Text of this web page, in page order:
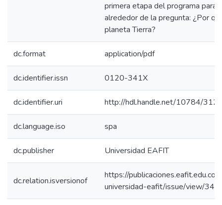
primera etapa del programa para
alrededor de la pregunta: ¿Por
planeta Tierra?
dc.format application/pdf
dc.identifier.issn 0120-341X
dc.identifier.uri http://hdl.handle.net/10784/
dc.language.iso spa
dc.publisher Universidad EAFIT
dc.relation.isversionof
https://publicaciones.eafit.edu.co/
universidad-eafit/issue/view/